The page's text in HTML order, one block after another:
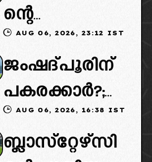
ന്റെ
കൈമാറ്റത്തി
ൽ ട്വിസ്റ്റ്:
പുതിയ
ഉടമകളെത്താ
ൻ വൈകും,
AUG 06, 2026, 23:12 IST
ജംഷദ്പൂരിന്
പകരക്കാർ?;
ഐഎസ്എല്ലി
ൽ പുതിയ
AUG 06, 2026, 16:38 IST
ബ്ലാസ്‌റ്റേഴ്‌സി